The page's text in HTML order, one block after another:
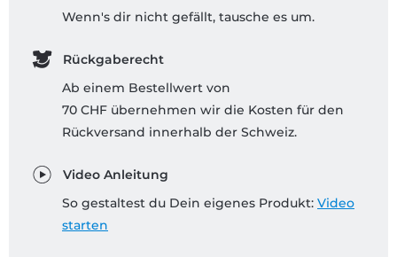
Wenn's dir nicht gefällt, tausche es um.
Rückgaberecht
Ab einem Bestellwert von
70 CHF übernehmen wir die Kosten für den
Rückversand innerhalb der Schweiz.
Video Anleitung
So gestaltest du Dein eigenes Produkt: Video
starten